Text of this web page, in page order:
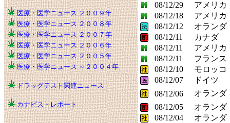
医療・医学ニュース ２００９年
医療・医学ニュース ２００８年
医療・医学ニュース ２００７年
医療・医学ニュース ２００６年
医療・医学ニュース ２００５年
医療・医学ニュース ～２００４年
ドラッグテスト関連ニュース
カナビス・レポート
08/12/29
アメリカ
08/12/18
アメリカ
08/12/12
オランダ
08/12/11
カナダ
08/12/11
アメリカ
08/12/11
フランス
08/12/10
モロッコ
08/12/07
ドイツ
08/12/06
オランダ
08/12/05
オランダ
08/12/04
オランダ